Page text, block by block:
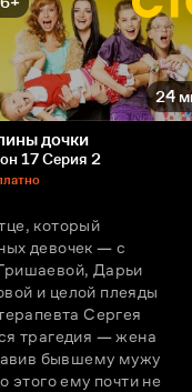
24
дочки
17 Серия 2
который
девочек — с
Дарьи
и целой плеяды
Сергея
трагедия — жена
бывшему мужу
этого ему почти не